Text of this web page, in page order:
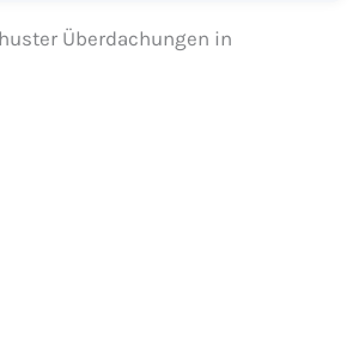
Überdachungen in